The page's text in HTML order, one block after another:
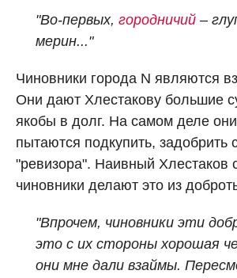
"Во‑первых, городничий –
мерин..."
Чиновники города N являются
Они дают Хлестакову большие
якобы в долг. На самом деле
пытаются подкупить, задобрить
"ревизора". Наивный Хлестаков
чиновники делают это из
"Впрочем, чиновники эти
это с их стороны хорошая
они мне дали взаймы.